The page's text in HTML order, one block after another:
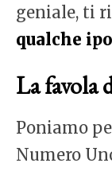
geniale, ti
qualche
La favola
Poniamo
Numero